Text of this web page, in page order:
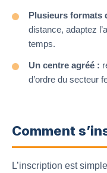
Plusieurs formats
distance, adaptez
temps.
Un centre agréé :
d’ordre du secteur
Comment
L’inscription est